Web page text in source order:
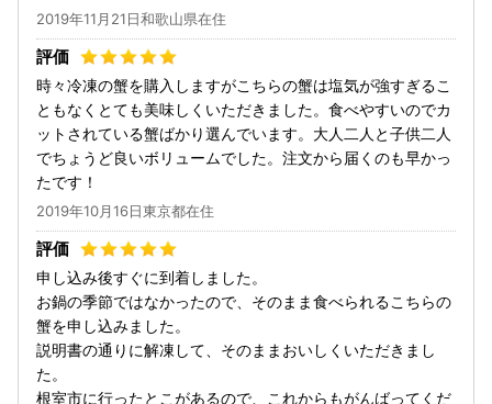
2019年11月21日和歌山県在住
時々冷凍の蟹を購入しますがこちらの蟹は塩気が強すぎるこ
ともなくとても美味しくいただきました。食べやすいのでカ
ットされている蟹ばかり選んでいます。大人二人と子供二人
でちょうど良いボリュームでした。注文から届くのも早かっ
たです！
2019年10月16日東京都在住
申し込み後すぐに到着しました。
お鍋の季節ではなかったので、そのまま食べられるこちらの
蟹を申し込みました。
説明書の通りに解凍して、そのままおいしくいただきまし
た。
根室市に行ったとこがあるので、これからもがんばってくだ